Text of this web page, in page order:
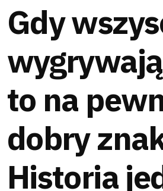
Gdy
to na
dobry
Historia